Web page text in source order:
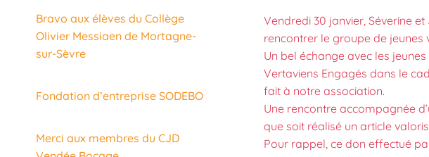
Bravo aux élèves du Collège
Olivier Messiaen de Mortagne-
sur-Sèvre
Fondation d’entreprise SODEBO
Merci aux membres du CJD
Vendredi 30 janvier, Séverine
rencontrer le groupe de jeunes
Un bel échange avec les
Vertaviens Engagés dans le
fait à notre association.
Une rencontre accompagnée
que soit réalisé un article
Pour rappel, ce don effectué